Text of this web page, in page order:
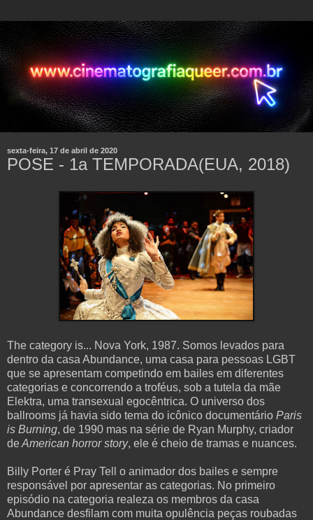
sexta-feira, 17 de abril de 2020
POSE - 1a TEMPORADA(EUA, 2018)
The category is... Nova York, 1987. Somos levados para
dentro da casa Abundance, uma casa para pessoas LGBT
que se apresentam competindo em bailes em diferentes
categorias e concorrendo a troféus, sob a tutela da mãe
Elektra, uma transexual egocêntrica. O universo dos
ballrooms já havia sido tema do icônico documentário Paris
is Burning, de 1990 mas na série de Ryan Murphy, criador
deAmerican horror story, ele é cheio de tramas e nuances.
Billy Porter é Pray Tell o animador dos bailes e sempre
responsável por apresentar as categorias. No primeiro
episódio na categoria realeza os membros da casa
Abundance desfilam com muita opulência peças roubadas